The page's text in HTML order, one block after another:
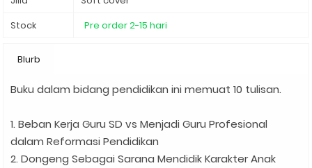
Stock
Pre order 2-15 hari
Blurb
Buku dalam bidang pendidikan ini memuat 10 tulisan.
1. Beban Kerja Guru SD vs Menjadi Guru Profesional
dalam Reformasi Pendidikan
2. Dongeng Sebagai Sarana Mendidik Karakter Anak